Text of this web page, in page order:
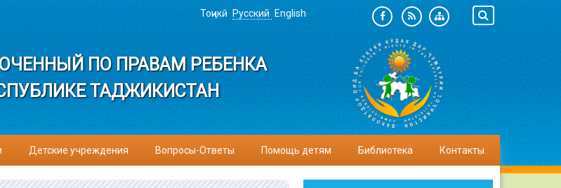
Тоҷикӣ Русский English
ПО ПРАВАМ РЕБЕНКА
ТАДЖИКИСТАН
Детские учреждения Вопросы-Ответы Помощь детям Библиотека Контакты